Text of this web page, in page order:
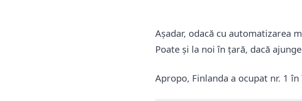
Așadar, odacă cu automatizarea
Poate și la noi în țară, dacă
Apropo, Finlanda a ocupat nr. 1